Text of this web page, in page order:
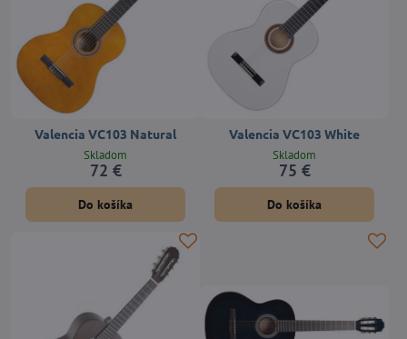
Valencia VC103 Natural
Skladom
72 €
Do košíka
Valencia VC103 White
Skladom
75 €
Do košíka